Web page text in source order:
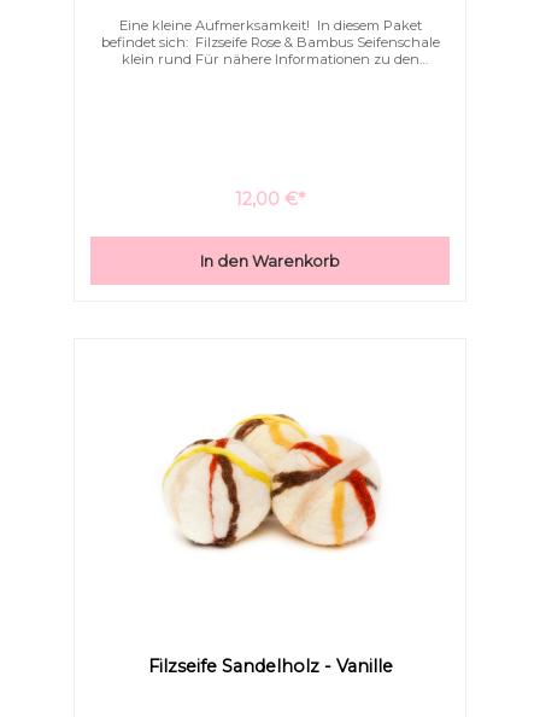
Eine kleine Aufmerksamkeit! In diesem Paket
befindet sich: Filzseife Rose & Bambus Seifenschale
klein rund Für nähere Informationen zu den
12,00 €*
In den Warenkorb
Filzseife Sandelholz - Vanille